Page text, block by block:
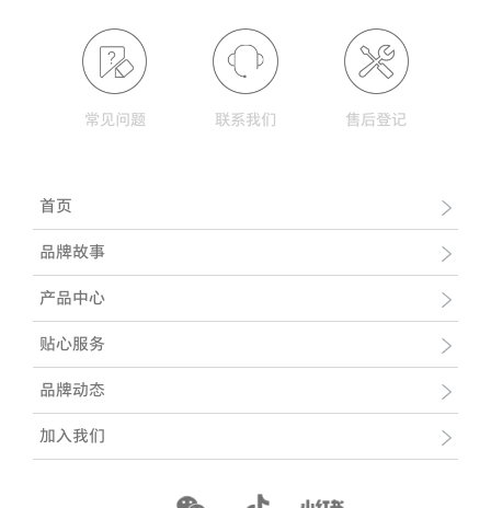
常见问题 联系我们 售后登记
首页
品牌故事
产品中心
贴心服务
品牌动态
加入我们